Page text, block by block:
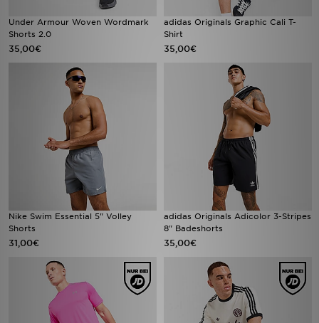
Under Armour Woven Wordmark
Shorts 2.0
35,00€
adidas Originals Graphic Cali T-
Shirt
35,00€
Nike Swim Essential 5" Volley
Shorts
31,00€
adidas Originals Adicolor 3-Stripes
8" Badeshorts
35,00€